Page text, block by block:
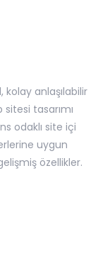
anlaşılabilir
tasarımı
odaklı site içi
uygun
özellikler.